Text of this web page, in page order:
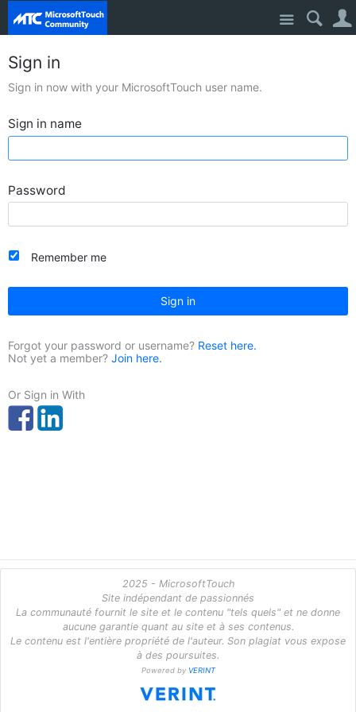
Site
Sign in
Sign in now with your MicrosoftTouch user name.
Sign in name
Password
Remember me
Sign in
Forgot your password or username? Reset here.
Not yet a member? Join here.
Or Sign in With
2025 - MicrosoftTouch
Site indépendant de passionnés
La communauté fournit le site et le contenu "tels quels" et ne donne
aucune garantie quant au site et à ses contenus.
Le contenu est l'entière propriété de l'auteur. Son plagiat vous expose
à des poursuites.
Powered by VERINT